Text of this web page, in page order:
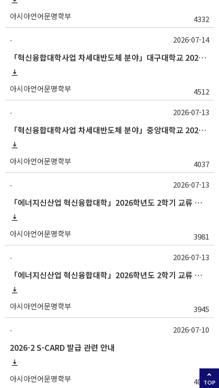
아시아언어문명학부 4332
-
「혁신융합대학사업 차세대반도체 분야」대구대학교 2026-2학기 교류수학 안내
아시아언어문명학부 4512
2026-07-14
-
「혁신융합대학사업 차세대반도체 분야」중앙대학교 2026학년도 2학기 교류 수학 안내
아시아언어문명학부 4037
2026-07-13
-
「에너지신산업 혁신융합대학」2026학년도 2학기 교류 수학 안내 (부산대)
아시아언어문명학부 3981
2026-07-13
-
「에너지신산업 혁신융합대학」2026학년도 2학기 교류 수학 안내 (고려대)
아시아언어문명학부 3945
2026-07-13
-
2026-2 S-CARD 발급 관련 안내
아시아언어문명학부 4071
2026-07-10
TOP